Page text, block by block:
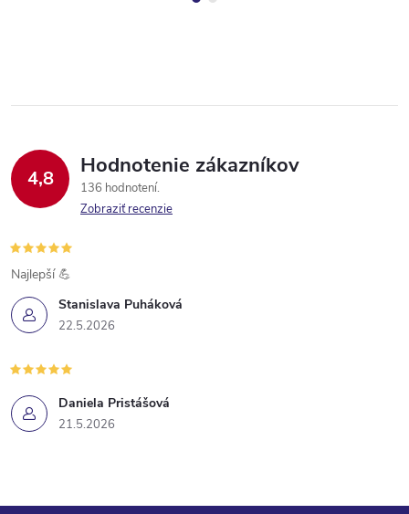
4,8 Hodnotenie zákazníkov
136 hodnotení
Zobraziť recenzie
Stanislava Puháková
22.5.2026
Najlepší 💪
Daniela Pristášová
21.5.2026